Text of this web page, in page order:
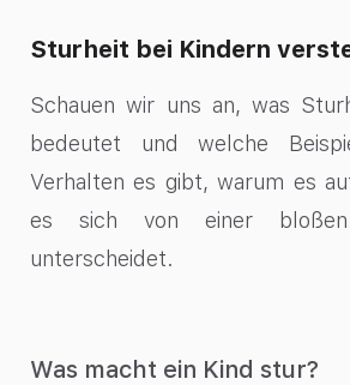
Sturheit bei Kindern
Schauen wir uns an, was
bedeutet und welche
Verhalten es gibt, warum es
es sich von einer bloßen
unterscheidet.
Was macht ein Kind stur?